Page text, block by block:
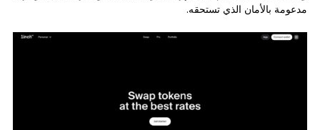
مدعومة بالأمان الذي تستحقه.